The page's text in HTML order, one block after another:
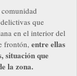
que
en el interior del
frontón, entre ellas
situación que
la zona.